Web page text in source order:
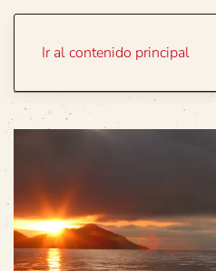
Ir al contenido principal